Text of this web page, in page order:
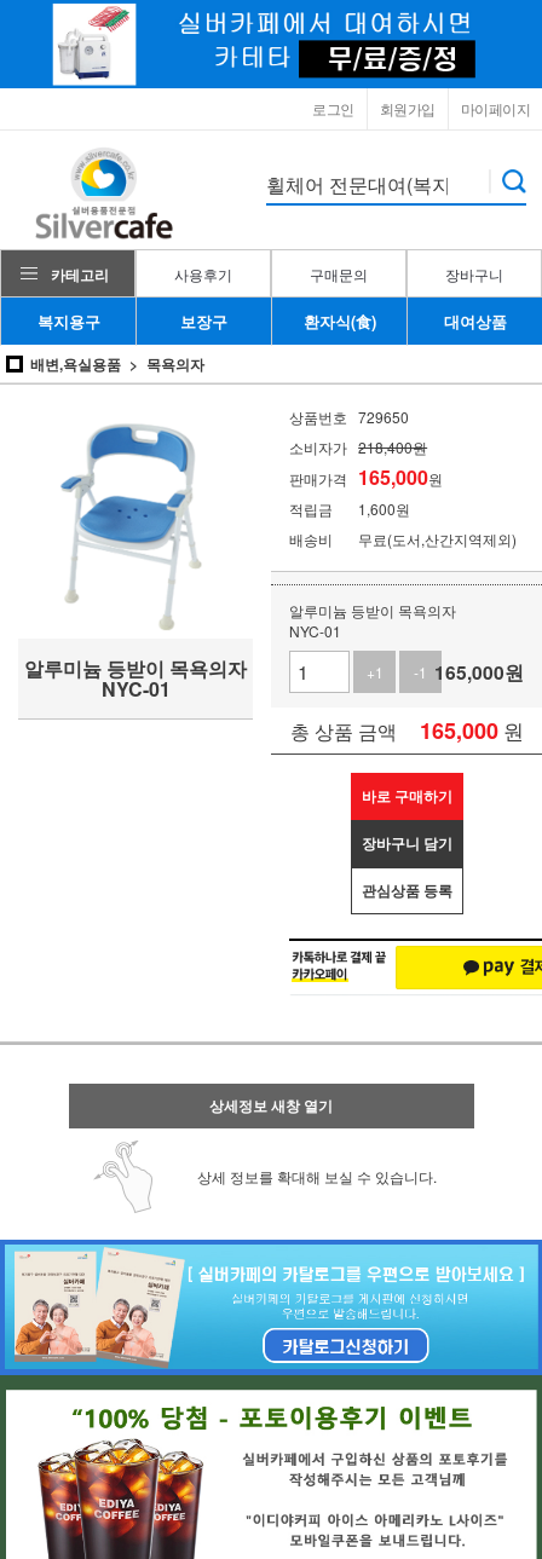
마이페이지
회원가입
로그인
카테고리 사용후기 구매문의 장바구니
복지용구 보장구 환자식(食) 대여상품
배변,욕실용품 목욕의자
알루미늄 등받이 목욕의자
NYC-01
상품번호 729650
소비자가 218,400원
판매가격
165,000원
적립금
1,600원
배송비
무료(도서,산간지역제외)
알루미늄 등받이 목욕의자
NYC-01
+1
-1 165,000원
총 상품 금액 165,000 원
바로 구매하기
장바구니 담기
관심상품 등록
상세정보 새창 열기
상세 정보를 확대해 보실 수 있습니다.